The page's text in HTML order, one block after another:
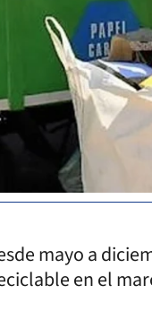
mayo a
en el